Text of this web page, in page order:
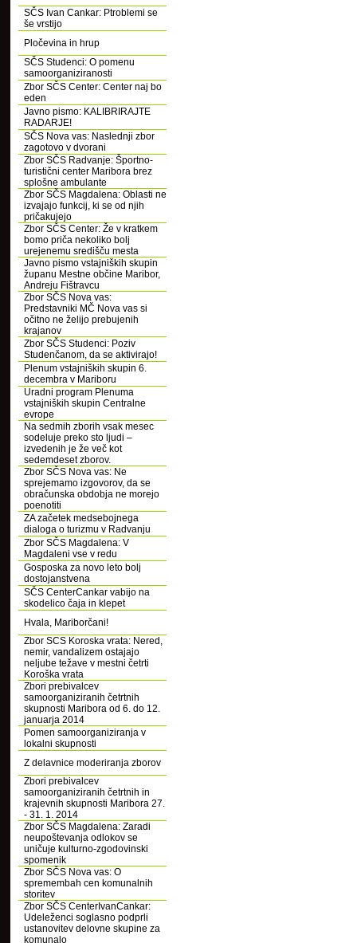
SČS Ivan Cankar: Ptroblemi se
še vrstijo
Pločevina in hrup
SČS Studenci: O pomenu
samoorganiziranosti
Zbor SČS Center: Center naj bo
eden
Javno pismo: KALIBRIRAJTE
RADARJE!
SČS Nova vas: Naslednji zbor
zagotovo v dvorani
Zbor SČS Radvanje: Športno-
turistični center Maribora brez
splošne ambulante
Zbor SČS Magdalena: Oblasti ne
izvajajo funkcij, ki se od njih
pričakujejo
Zbor SČS Center: Že v kratkem
bomo priča nekoliko bolj
urejenemu središču mesta
Javno pismo vstajniških skupin
županu Mestne občine Maribor,
Andreju Fištravcu
Zbor SČS Nova vas:
Predstavniki MČ Nova vas si
očitno ne želijo prebujenih
krajanov
Zbor SČS Studenci: Poziv
Studenčanom, da se aktivirajo!
Plenum vstajniških skupin 6.
decembra v Mariboru
Uradni program Plenuma
vstajniških skupin Centralne
evrope
Na sedmih zborih vsak mesec
sodeluje preko sto ljudi –
izvedenih je že več kot
sedemdeset zborov.
Zbor SČS Nova vas: Ne
sprejemamo izgovorov, da se
obračunska obdobja ne morejo
poenotiti
ZA začetek medsebojnega
dialoga o turizmu v Radvanju
Zbor SČS Magdalena: V
Magdaleni vse v redu
Gosposka za novo leto bolj
dostojanstvena
SČS CenterCankar vabijo na
skodelico čaja in klepet
Hvala, Mariborčani!
Zbor SCS Koroska vrata: Nered,
nemir, vandalizem ostajajo
neljube težave v mestni četrti
Koroška vrata
Zbori prebivalcev
samoorganiziranih četrtnih
skupnosti Maribora od 6. do 12.
januarja 2014
Pomen samoorganiziranja v
lokalni skupnosti
Z delavnice moderiranja zborov
Zbori prebivalcev
samoorganiziranih četrtnih in
krajevnih skupnosti Maribora 27.
- 31. 1. 2014
Zbor SČS Magdalena: Zaradi
neupoštevanja odlokov se
uničuje kulturno-zgodovinski
spomenik
Zbor SČS Nova vas: O
spremembah cen komunalnih
storitev
Zbor SČS CenterIvanCankar:
Udeleženci soglasno podprli
ustanovitev delovne skupine za
komunalo